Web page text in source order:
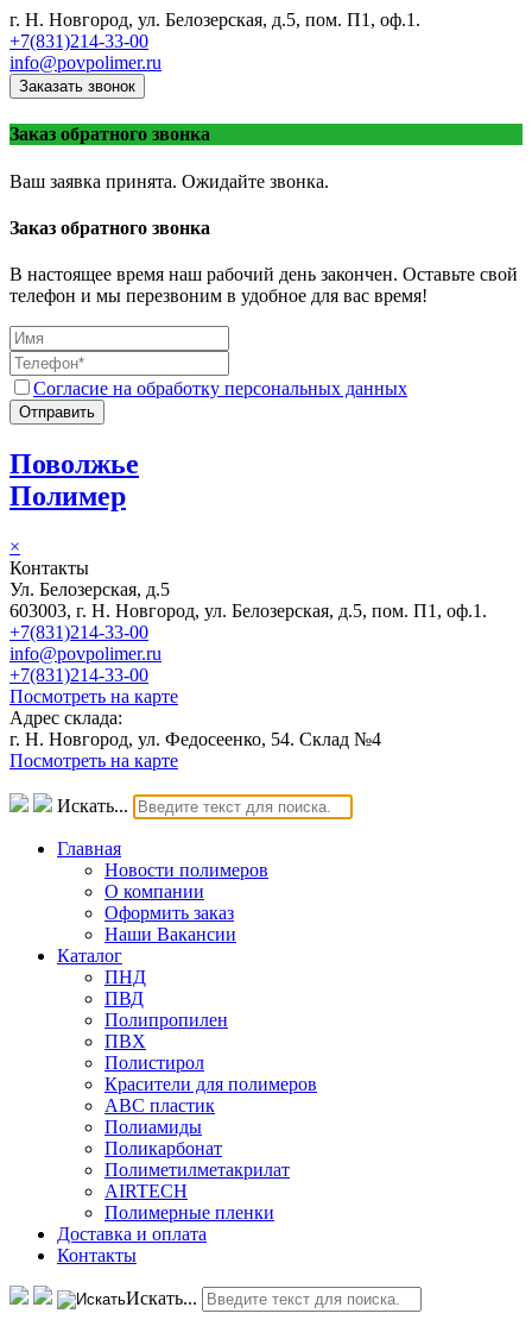
г. Н. Новгород, ул. Белозерская, д.5, пом. П1, оф.1.
+7(831)214-33-00
info@povpolimer.ru
Заказать звонок
Заказ обратного звонка
Ваш заявка принята. Ожидайте звонка.
Заказ обратного звонка
В настоящее время наш рабочий день закончен. Оставьте свой
телефон и мы перезвоним в удобное для вас время!
Согласие на обработку персональных данных
Отправить
Поволжье
Полимер
×
Контакты
Ул. Белозерская, д.5
603003, г. Н. Новгород, ул. Белозерская, д.5, пом. П1, оф.1.
+7(831)214-33-00
info@povpolimer.ru
+7(831)214-33-00
Посмотреть на карте
Адрес склада:
г. Н. Новгород, ул. Федосеенко, 54. Склад №4
Посмотреть на карте
Искать...
Главная
Новости полимеров
О компании
Оформить заказ
Наши Вакансии
Каталог
ПНД
ПВД
Полипропилен
ПВХ
Полистирол
Красители для полимеров
АВС пластик
Полиамиды
Поликарбонат
Полиметилметакрилат
AIRTECH
Полимерные пленки
Доставка и оплата
Контакты
Искать...